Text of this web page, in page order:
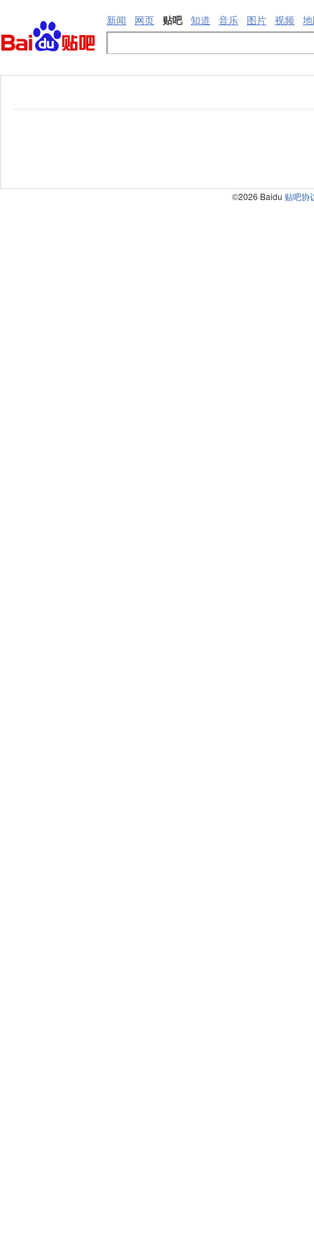
新闻 网页 贴吧 知道 音乐 图片 视频
©2026 Baidu 贴吧协